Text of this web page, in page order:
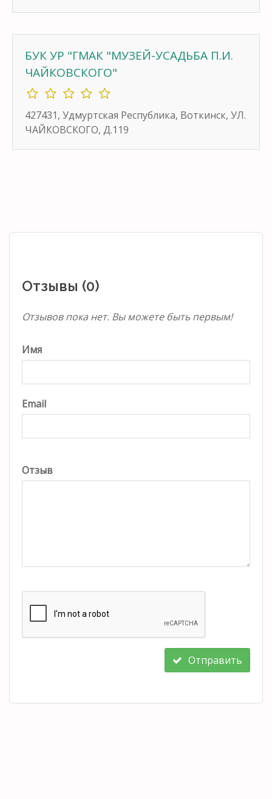
БУК УР "ГМАК "МУЗЕЙ-УСАДЬБА П.И.
ЧАЙКОВСКОГО"
427431, Удмуртская Республика, Воткинск, УЛ.
ЧАЙКОВСКОГО, Д.119
Отзывы (0)
Отзывов пока нет. Вы можете быть первым!
Имя
Email
Отзыв
Отправить